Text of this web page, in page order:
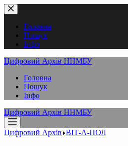
Перейти
до
вмістуГоловна
Пошук
Інфо
Цифровий Архів ННМБУ
Головна
Пошук
Інфо
Цифровий Архів ННМБУ
Цифровий Архів ВІТ-А-ПОЛ